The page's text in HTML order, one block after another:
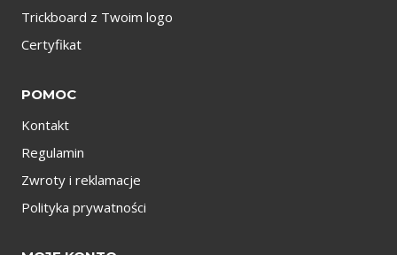
Trickboard z Twoim logo
Certyfikat
POMOC
Kontakt
Regulamin
Zwroty i reklamacje
Polityka prywatności